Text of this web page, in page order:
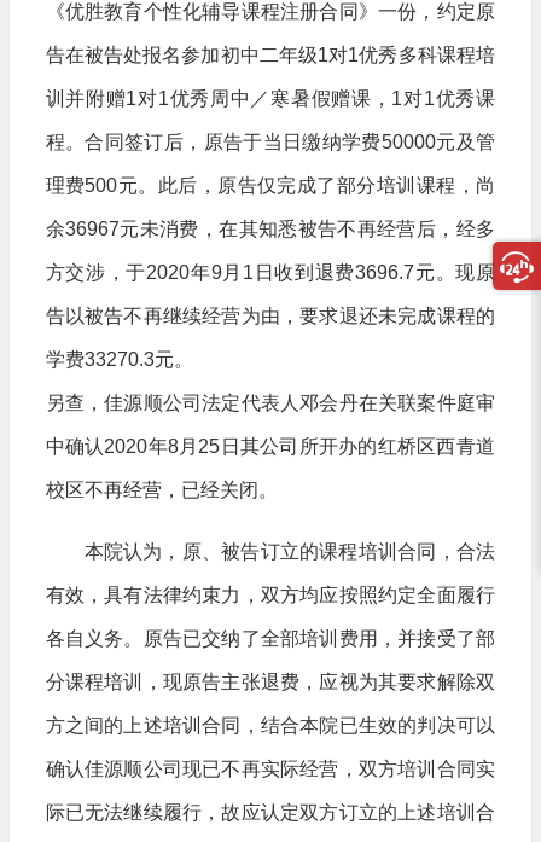
《优胜教育个性化辅导课程注册合同》一份，约定原
告在被告处报名参加初中二年级1对1优秀多科课程培
训并附赠1对1优秀周中／寒暑假赠课，1对1优秀课
程。合同签订后，原告于当日缴纳学费50000元及管
理费500元。此后，原告仅完成了部分培训课程，尚
余36967元未消费，在其知悉被告不再经营后，经多
方交涉，于2020年9月1日收到退费3696.7元。现原
告以被告不再继续经营为由，要求退还未完成课程的
学费33270.3元。
另查，佳源顺公司法定代表人邓会丹在关联案件庭审
中确认2020年8月25日其公司所开办的红桥区西青道
校区不再经营，已经关闭。
本院认为，原、被告订立的课程培训合同，合法
有效，具有法律约束力，双方均应按照约定全面履行
各自义务。原告已交纳了全部培训费用，并接受了部
分课程培训，现原告主张退费，应视为其要求解除双
方之间的上述培训合同，结合本院已生效的判决可以
确认佳源顺公司现已不再实际经营，双方培训合同实
际已无法继续履行，故应认定双方订立的上述培训合